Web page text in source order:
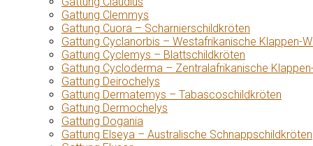
Gattung Clemmys
Gattung Cuora – Scharnierschildkröten
Gattung Cyclanorbis – Westafrikanische Klappen-
Gattung Cyclemys – Blattschildkröten
Gattung Cycloderma – Zentralafrikanische
Gattung Deirochelys
Gattung Dermatemys – Tabascoschildkröten
Gattung Dermochelys
Gattung Dogania
Gattung Elseya – Australische Schnappschildkröten